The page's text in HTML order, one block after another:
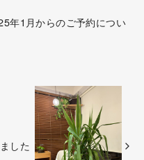
年1月からのご予約につい
した